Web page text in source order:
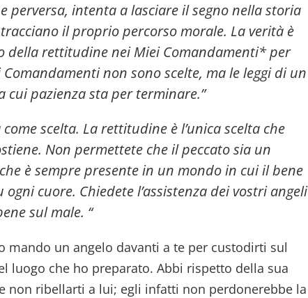
perversa, intenta a lasciare il segno nella storia
il proprio percorso morale. La verità è
della rettitudine nei Miei Comandamenti* per
non sono scelte, ma le leggi di un
cui pazienza sta per terminare.”
scelta. La rettitudine è l’unica scelta che
Non permettete che il peccato sia un
è sempre presente in un mondo in cui il bene
cuore. Chiedete l’assistenza dei vostri angeli
sul male. “
mando un angelo davanti a te per custodirti sul
luogo che ho preparato. Abbi rispetto della sua
non ribellarti a lui; egli infatti non perdonerebbe la